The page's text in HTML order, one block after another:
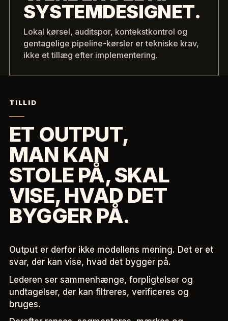
SYSTEMDESIGNET.
Lokal kørsel, auditspor, kontekstkontrol og
gentagelige pipeline-kørsler er tekniske krav,
ikke et tillæg efter implementering.
TILLID
ET OUTPUT,
MAN KAN
STOLE PÅ, SKAL
VISE, HVAD DET
BYGGER PÅ.
Output er derfor ikke modellens mening. Det er et
svar, der kan vise, hvad det bygger på.
Lederen ser sammenhænge, forpligtelser og
undtagelser, der kan filtreres, verificeres og
bruges.